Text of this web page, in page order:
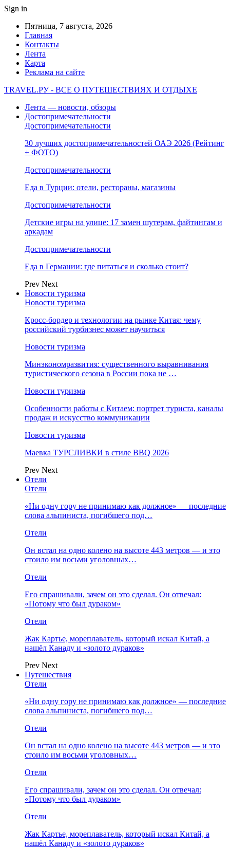
Sign in
Пятница, 7 августа, 2026
Главная
Контакты
Лента
Карта
Реклама на сайте
TRAVEL.РУ - ВСЕ О ПУТЕШЕСТВИЯХ И ОТДЫХЕ
Лента — новости, обзоры
Достопримечательности
Достопримечательности
30 лучших достопримечательностей ОАЭ 2026 (Рейтинг
+ ФОТО)
Достопримечательности
Еда в Турции: отели, рестораны, магазины
Достопримечательности
Детские игры на улице: 17 замен шутерам, файтингам и
аркадам
Достопримечательности
Еда в Германии: где питаться и сколько стоит?
Prev Next
Новости туризма
Новости туризма
Кросс-бордер и технологии на рынке Китая: чему
российский турбизнес может научиться
Новости туризма
Минэкономразвития: существенного выравнивания
туристического сезона в России пока не …
Новости туризма
Особенности работы с Китаем: портрет туриста, каналы
продаж и искусство коммуникации
Новости туризма
Маевка ТУРСЛИВКИ в стиле BBQ 2026
Prev Next
Отели
Отели
«Ни одну гору не принимаю как должное» — последние
слова альпиниста, погибшего под…
Отели
Он встал на одно колено на высоте 443 метров — и это
стоило им восьми уголовных…
Отели
Его спрашивали, зачем он это сделал. Он отвечал:
«Потому что был дураком»
Отели
Жак Картье, мореплаватель, который искал Китай, а
нашёл Канаду и «золото дураков»
Prev Next
Путешествия
Отели
«Ни одну гору не принимаю как должное» — последние
слова альпиниста, погибшего под…
Отели
Он встал на одно колено на высоте 443 метров — и это
стоило им восьми уголовных…
Отели
Его спрашивали, зачем он это сделал. Он отвечал:
«Потому что был дураком»
Отели
Жак Картье, мореплаватель, который искал Китай, а
нашёл Канаду и «золото дураков»